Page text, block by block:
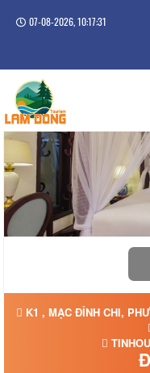
07-08-2026, 10:17:32
K1 , MẠC ĐỈNH CHI,